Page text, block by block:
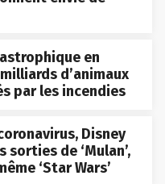
en
d’animaux
par les incendies
Disney
sorties de ‘Mulan’,
‘Star Wars’